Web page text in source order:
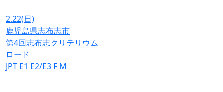
2.22(日)
鹿児島県志布志市
第4回志布志クリテリウム
ロード
JPT E1 E2/E3 F M